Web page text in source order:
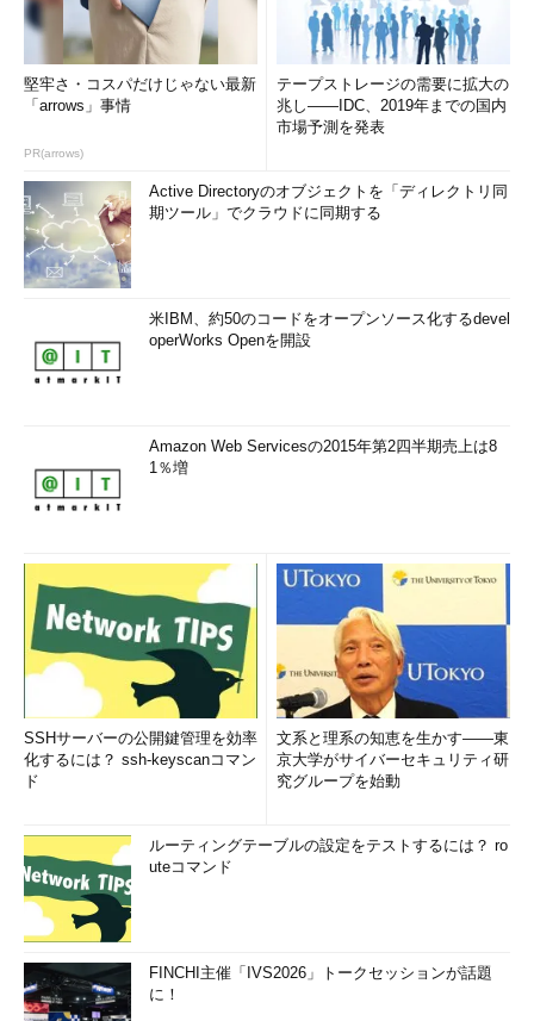
堅牢さ・コスパだけじゃない最新
「arrows」事情
PR(arrows)
テープストレージの需要に拡大の
兆し――IDC、2019年までの国内
市場予測を発表
Active Directoryのオブジェクトを「ディレクトリ同
期ツール」でクラウドに同期する
米IBM、約50のコードをオープンソース化するdevel
operWorks Openを開設
Amazon Web Servicesの2015年第2四半期売上は8
1％増
SSHサーバーの公開鍵管理を効率
化するには？ ssh-keyscanコマン
ド
文系と理系の知恵を生かす――東
京大学がサイバーセキュリティ研
究グループを始動
ルーティングテーブルの設定をテストするには？ ro
uteコマンド
FINCHI主催「IVS2026」トークセッションが話題
に！